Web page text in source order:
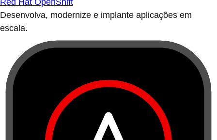
Red Hat OpenShift
Desenvolva, modernize e implante aplicações em
escala.